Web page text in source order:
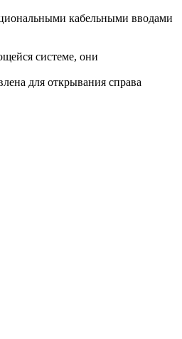
кабельными вводами
системе, они
для открывания справа